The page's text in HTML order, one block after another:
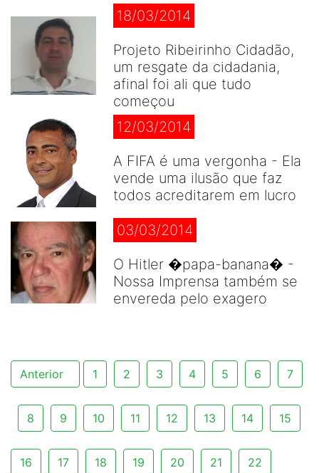
18/03/2014
Projeto Ribeirinho Cidadão,
um resgate da cidadania,
afinal foi ali que tudo
começou
12/03/2014
A FIFA é uma vergonha - Ela
vende uma ilusão que faz
todos acreditarem em lucro
03/03/2014
O Hitler �papa-banana� -
Nossa Imprensa também se
envereda pelo exagero
Anterior 1 2 3 4 5 6 7
8 9 10 11 12 13 14 15
16 17 18 19 20 21 22